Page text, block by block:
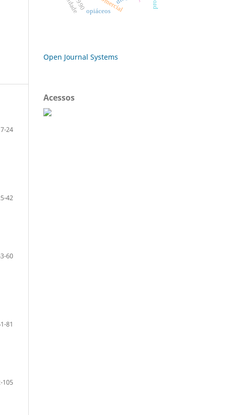
7-24
42
60
81
105
opiáceos
Open Journal Systems
Acessos